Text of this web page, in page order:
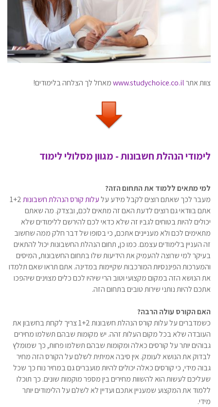
צוות אתרwww.studychoice.co.ilמאחל לך הצלחה בלימודים!
לימודי הנהלת חשבונות - מגוון מסלולי לימוד
למי מתאים ללמוד את התחום הזה?
מעבר לכך שאתם רוצים לקבל מידע עלעלות קורס הנהלת חשבונות1+2
אתם בוודאי גם רוצים לדעת האם זה מתאים לכם, ובצדק. מה שאתם
יכולים להיות בטוחים לגביו זה שלא כדאי לכם להירשם ללימודים שלא
מתאימים לכם ולא מעניינים אתכם, כי בסופו של דבר חלק ממה שחשוב
זה העניין בלימודים עצמם. כמו כן, תחום הנהלת החשבונות יכול להתאים
בעיקר למי שרוצה להעמיק את הידיעות שלו בתחום החשבונות, המיסים
והמערכות הפיננסיות המורכבות שקיימות במדינה. אתם תראו שאם תלמדו
את הנושא הזה במקום מקצועי וטוב הרי שיהיו לכם כלים מצוינים שיהפכו
אתכם להיות נותני שירות טובים בתחום הזה.
האם הקורס עולה הרבה?
כשמדברים על עלות קורס הנהלת חשבונות 1+2 צריך לקחת בחשבון את
העובדה שלא בכל מקום העלות זהה. יש מקומות שבהם תשלמו מחירים
גבוהים יותר על קורסים כאלה ומקומות שבהם תשלמו פחות, כך שמומלץ
לבדוק את הנושא לעומק. אין סיבה אמיתית לשלם על הקורס הזה מחיר
גבוה מידי, כי קורסים כאלה יכולים להיות מועברים גם במחיר נוח כך שכל
שעליכם לעשות הוא להשוות מחירים בין מספר מוקמות שונים. כך תוכלו
ללמוד את המקצוע שמעניין אתכם ועדיין לא לשלם על הלימודים יותר
מידי.